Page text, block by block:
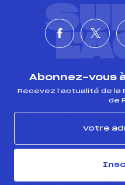
Abonnez-vous
Recevez l’actualité de la
de